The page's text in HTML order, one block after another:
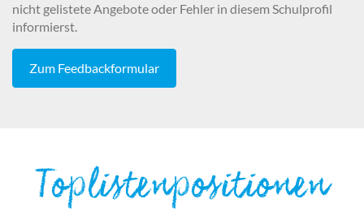
nicht gelistete Angebote oder Fehler in diesem Schulprofil
informierst.
Zum Feedbackformular
Toplistenpositionen